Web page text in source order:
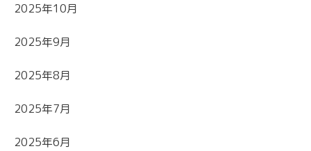
2025年10月
2025年9月
2025年8月
2025年7月
2025年6月